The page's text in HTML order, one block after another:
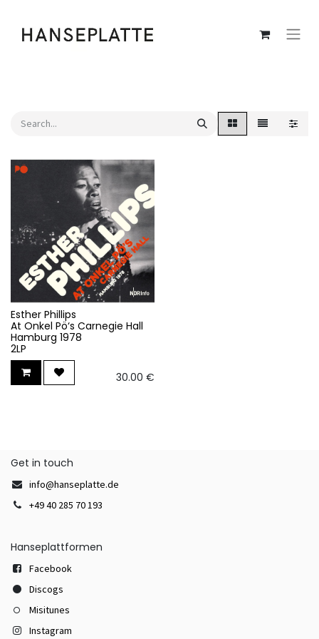
Esther Phillips
At Onkel Pö‘s Carnegie Hall
Hamburg 1978
2LP
30.00 €
Get in touch
info@hanseplatte.de
+49 40 285 70 193
Hanseplattformen
Facebook
Discogs
Misitunes
Instagram